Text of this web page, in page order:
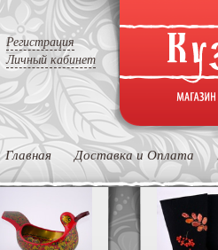
Регистрация
Личный кабинет
Главная Доставка и Оплата